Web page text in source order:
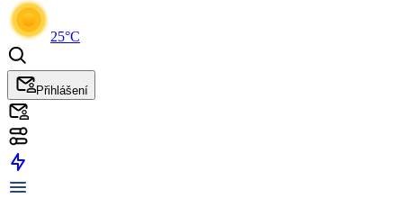
25°C
Přihlášení